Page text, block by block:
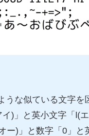
うな似ている文字を
)」と英小文字「l(
ー)」と数字「0」と